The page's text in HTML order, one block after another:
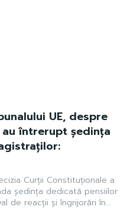
UE, despre
întrerupt ședința
Curții Constituționale a
ședința dedicată pensiilor
de reacții și îngrijorări în...